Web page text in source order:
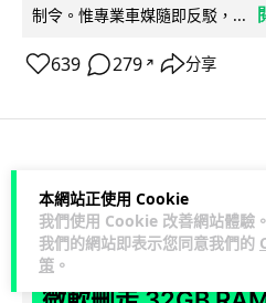
本網站正使用 Cookie
我們使用 Cookie 改善網站體驗
我們的網站即表示您同意我們的
策 。
制令。惟專業車媒隨即反駁，...
639 279 ↗ 分享
Lawton 2 日